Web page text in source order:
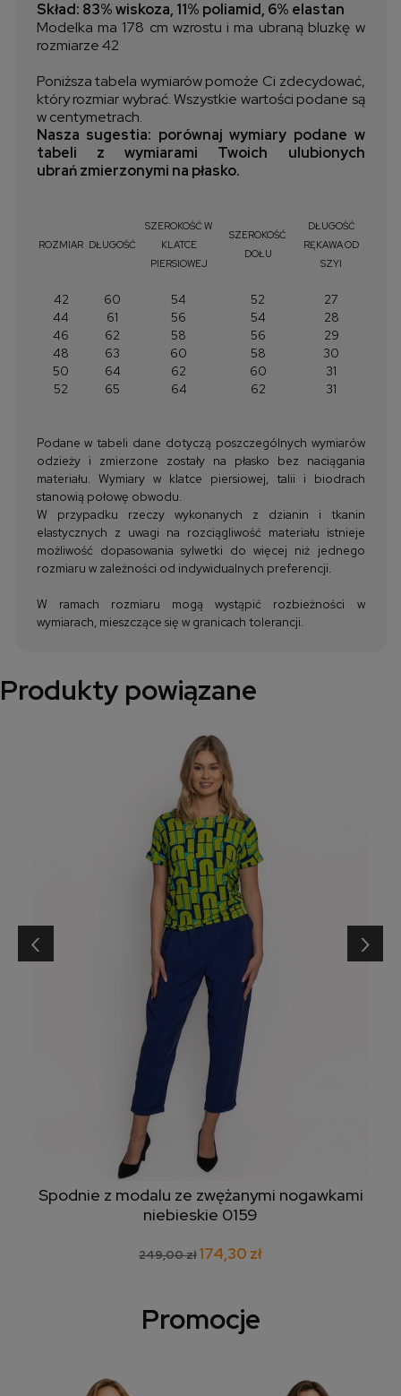
Skład: 83% wiskoza, 11% poliamid, 6% elastan
Modelka ma 178 cm wzrostu i ma ubraną bluzkę w
rozmiarze 42
Poniższa tabela wymiarów pomoże Ci zdecydować,
który rozmiar wybrać. Wszystkie wartości podane są
w centymetrach.
Nasza sugestia: porównaj wymiary podane w
tabeli z wymiarami Twoich ulubionych
ubrań zmierzonymi na płasko.
ROZMIAR DŁUGOŚĆ
SZEROKOŚĆ W
KLATCE
PIERSIOWEJ
SZEROKOŚĆ
DOŁU
DŁUGOŚĆ
RĘKAWA OD
SZYI
42 60 54 52
27
44
61 56 54
28
46
62 58 56
29
48
63 60 58
30
50
64 62 60
31
52
65 64 62 31
Podane w tabeli dane dotyczą poszczególnych wymiarów
odzieży i zmierzone zostały na płasko bez naciągania
materiału. Wymiary w klatce piersiowej, talii i biodrach
stanowią połowę obwodu.
W przypadku rzeczy wykonanych z dzianin i tkanin
elastycznych z uwagi na rozciągliwość materiału istnieje
możliwość dopasowania sylwetki do więcej niż jednego
rozmiaru w zależności od indywidualnych preferencji.
W ramach rozmiaru mogą wystąpić rozbieżności w
wymiarach, mieszczące się w granicach tolerancji.
Produkty powiązane
Spodnie z modalu ze zwężanymi nogawkami
niebieskie 0159
249,00 zł174,30 zł
‹ ›
Promocje